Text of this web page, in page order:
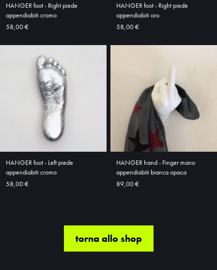
SHOP
HANGER foot - Right piede
appendiabiti cromo
58,00 €
HANGER foot - Right piede
appendiabiti oro
58,00 €
HANGER foot - Left piede
appendiabiti cromo
58,00 €
HANGER hand - Finger mano
appendiabiti bianca opaca
89,00 €
torna allo shop